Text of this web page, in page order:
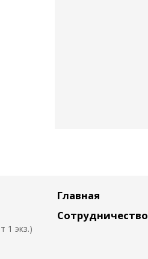
1 экз.)
Главная
Сотрудничество